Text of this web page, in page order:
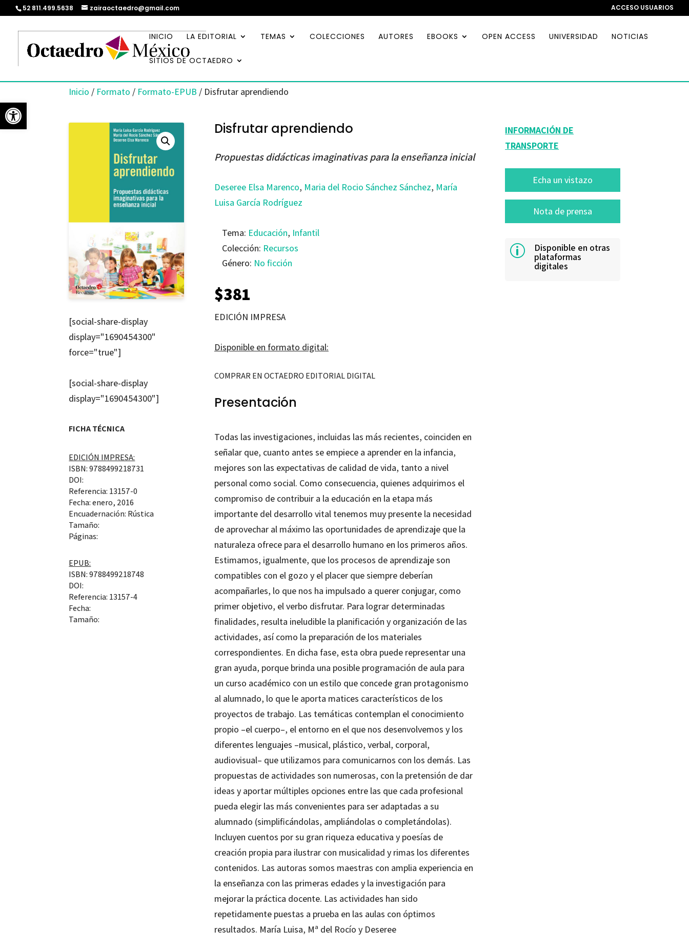
Abrir barra de herramientas
52 811.499.5638 zairaoctaedro@gmail.com ACCESO USUARIOS
INICIO LA EDITORIAL TEMAS COLECCIONES AUTORES EBOOKS OPEN ACCESS UNIVERSIDAD NOTICIAS
SITIOS DE OCTAEDRO
Inicio / Formato / Formato-EPUB / Disfrutar aprendiendo
[social-share-display
display="1690454300"
force="true"]
[social-share-display
display="1690454300"]
FICHA TÉCNICA
EDICIÓN IMPRESA:
ISBN: 9788499218731
DOI:
Referencia: 13157-0
Fecha: enero, 2016
Encuadernación: Rústica
Tamaño:
Páginas:
EPUB:
ISBN: 9788499218748
DOI:
Referencia: 13157-4
Fecha:
Tamaño:
Disfrutar aprendiendo
Propuestas didácticas imaginativas para la enseñanza inicial
Deseree Elsa Marenco, Maria del Rocio Sánchez Sánchez, María
Luisa García Rodríguez
Tema: Educación, Infantil
Colección: Recursos
Género: No ficción
$381
EDICIÓN IMPRESA
Disponible en formato digital:
COMPRAR EN OCTAEDRO EDITORIAL DIGITAL
Presentación
Todas las investigaciones, incluidas las más recientes, coinciden en
señalar que, cuanto antes se empiece a aprender en la infancia,
mejores son las expectativas de calidad de vida, tanto a nivel
personal como social. Como consecuencia, quienes adquirimos el
compromiso de contribuir a la educación en la etapa más
importante del desarrollo vital tenemos muy presente la necesidad
de aprovechar al máximo las oportunidades de aprendizaje que la
naturaleza ofrece para el desarrollo humano en los primeros años.
Estimamos, igualmente, que los procesos de aprendizaje son
compatibles con el gozo y el placer que siempre deberían
acompañarles, lo que nos ha impulsado a querer conjugar, como
primer objetivo, el verbo disfrutar. Para lograr determinadas
finalidades, resulta ineludible la planificación y organización de las
actividades, así como la preparación de los materiales
correspondientes. En dicha fase, esta obra puede representar una
gran ayuda, porque brinda una posible programación de aula para
un curso académico con un estilo que concede gran protagonismo
al alumnado, lo que le aporta matices característicos de los
proyectos de trabajo. Las temáticas contemplan el conocimiento
propio –el cuerpo–, el entorno en el que nos desenvolvemos y los
diferentes lenguajes –musical, plástico, verbal, corporal,
audiovisual– que utilizamos para comunicarnos con los demás. Las
propuestas de actividades son numerosas, con la pretensión de dar
ideas y aportar múltiples opciones entre las que cada profesional
pueda elegir las más convenientes para ser adaptadas a su
alumnado (simplificándolas, ampliándolas o completándolas).
Incluyen cuentos por su gran riqueza educativa y poesías de
creación propia para ilustrar con musicalidad y rimas los diferentes
contenidos. Las autoras somos maestras con amplia experiencia en
la enseñanza con las primeras edades y la investigación para
mejorar la práctica docente. Las actividades han sido
repetidamente puestas a prueba en las aulas con óptimos
resultados. María Luisa, Mª del Rocío y Deseree
INFORMACIÓN DE
TRANSPORTE
Echa un vistazo
Nota de prensa
p Disponible en otras
plataformas
digitales